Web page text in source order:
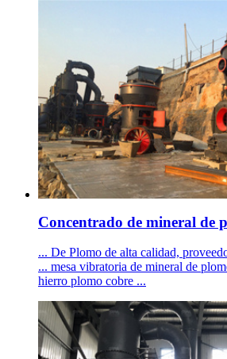
Concentrado de mineral de
... De Plomo de alta calidad,
... mesa vibratoria de mineral de
hierro plomo cobre ...